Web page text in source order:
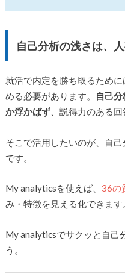
自己分析の浅さは、
就活で内定を勝ち取るため
める必要があります。
自己
か浮かばず、説得力のある回
そこで活用したいのが、自
です。
My analyticsを使えば、 36の
み・特徴を見える化できます
My analyticsでサクッと自己
う。